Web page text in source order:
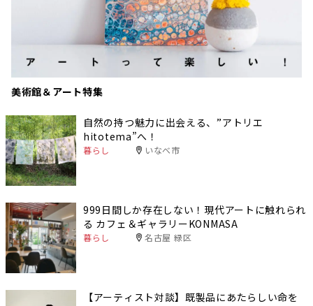
美術館＆アート特集
自然の持つ魅力に出会える、”アトリエ
hitotema”へ！
暮らし いなべ市
999日間しか存在しない！現代アートに触れられ
る カフェ＆ギャラリーKONMASA
暮らし 名古屋 緑区
【アーティスト対談】既製品にあたらしい命を